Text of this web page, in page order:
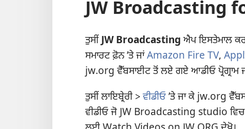
JW Broadcasting
ਤੁਸੀਂJW Broadcasting ਐਪ ਇਸਤੇਮਾਲ
ਸਮਾਰਟ ਫ਼ੋਨ ʼਤੇ ਜਾਂAmazon Fire TV,
jw.org ਵੈੱਬਸਾਈਟ ਤੋਂ ਲਏ ਗਏ ਆਡੀਓ ਪ੍ਰੋਗ੍ਰਾਮ
ਤੁਸੀਂ ਲਾਇਬ੍ਰੇਰੀ >ਵੀਡੀਓ ʼਤੇ ਜਾ ਕੇ jw.org
ਵੀਡੀਓ ਜੋ JW Broadcasting studio